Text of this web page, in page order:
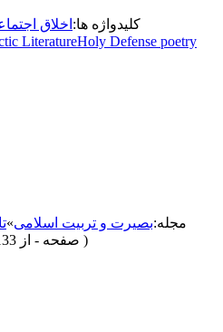
کلیدواژه ها: اخلاق
LiteratureHoly Defense poetry
مجله:بصیرت و تربیت اسلامی»
(‎34 صفحه - )